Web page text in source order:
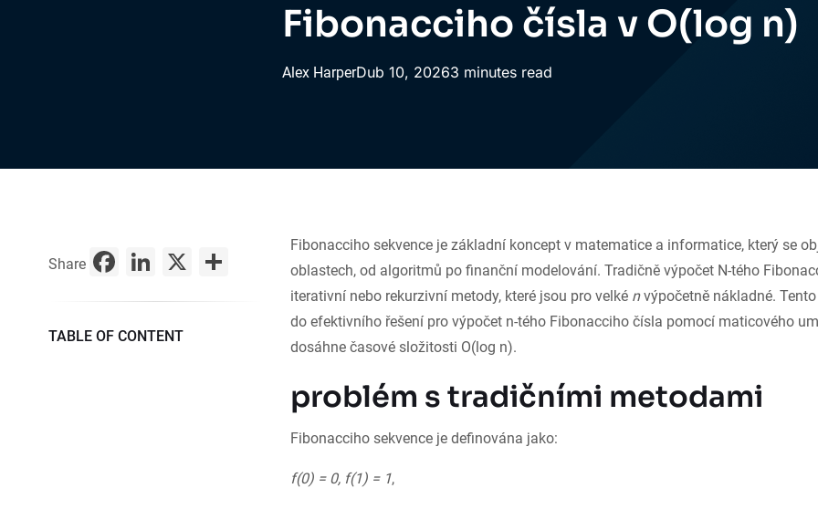
Fibonacciho čísla v O(log n)
Alex HarperDub 10, 20263 minutes read
Share Facebook
LinkedIn
X Share
TABLE OF CONTENT
Fibonacciho sekvence je základní koncept v matematice a informatice, který se
oblastech, od algoritmů po finanční modelování. Tradičně výpočet N-tého
iterativní nebo rekurzivní metody, které jsou pro velké nvýpočetně nákladné.
do efektivního řešení pro výpočet n-tého Fibonacciho čísla pomocí maticového
dosáhne časové složitosti O(log n).
problém s tradičními metodami
Fibonacciho sekvence je definována jako:
f(0) = 0, f(1) = 1,